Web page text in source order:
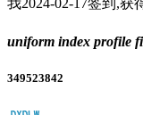
我2024-02-17签到,获
uniform index profile
349523842